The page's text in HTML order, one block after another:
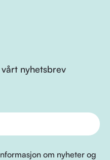
nyhetsbrev
om nyheter og